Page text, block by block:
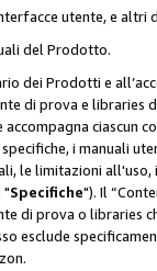
utente, e altri
del Prodotto.
dei Prodotti e
di prova e libraries
ciascun
i manuali
le limitazioni
"Specifiche"). Il
di prova o libraries
esclude